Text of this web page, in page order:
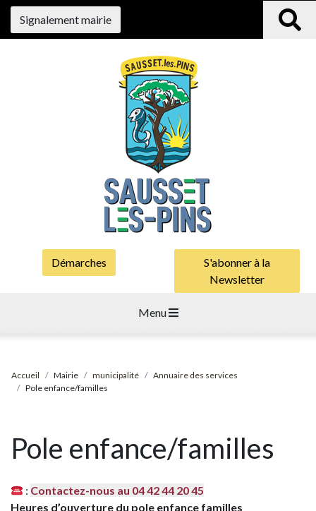
Signalement mairie
Démarches
S'abonner à la
Newsletter
Menu
Accueil Mairie municipalité
Annuaire des services
Pole enfance/familles
Pole enfance/familles
: Contactez-nous au 04 42 44 20 45
Heures d’ouverture du pole enfance familles